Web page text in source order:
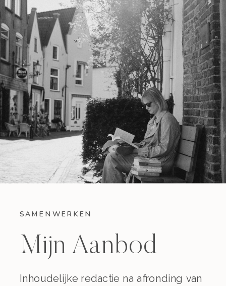
SAMENWERKEN
Mijn Aanbod
Inhoudelijke redactie na afronding van